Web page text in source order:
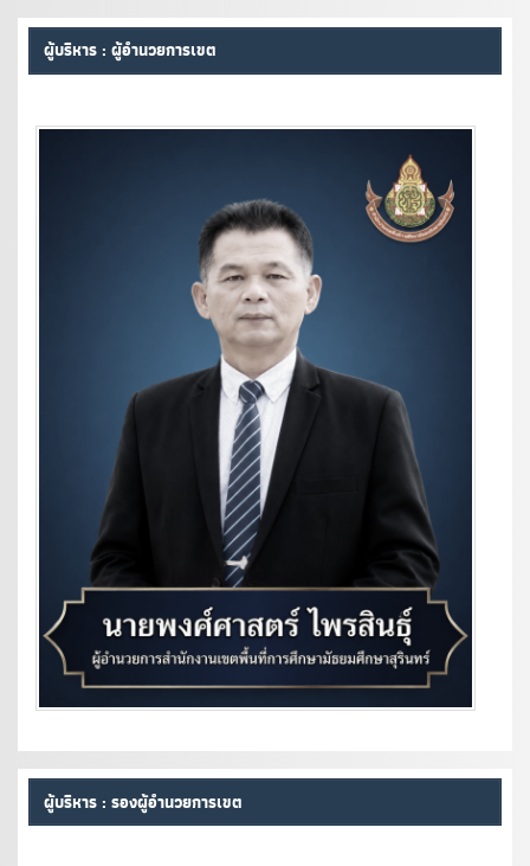
ผู้บริหาร : ผู้อำนวยการเขต
ผู้บริหาร : รองผู้อำนวยการเขต